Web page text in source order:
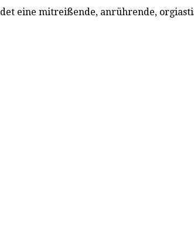
eine mitreißende, anrührende,